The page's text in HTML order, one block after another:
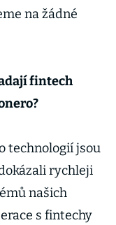
na žádné
fintech
technologií jsou
rychleji
našich
s fintechy